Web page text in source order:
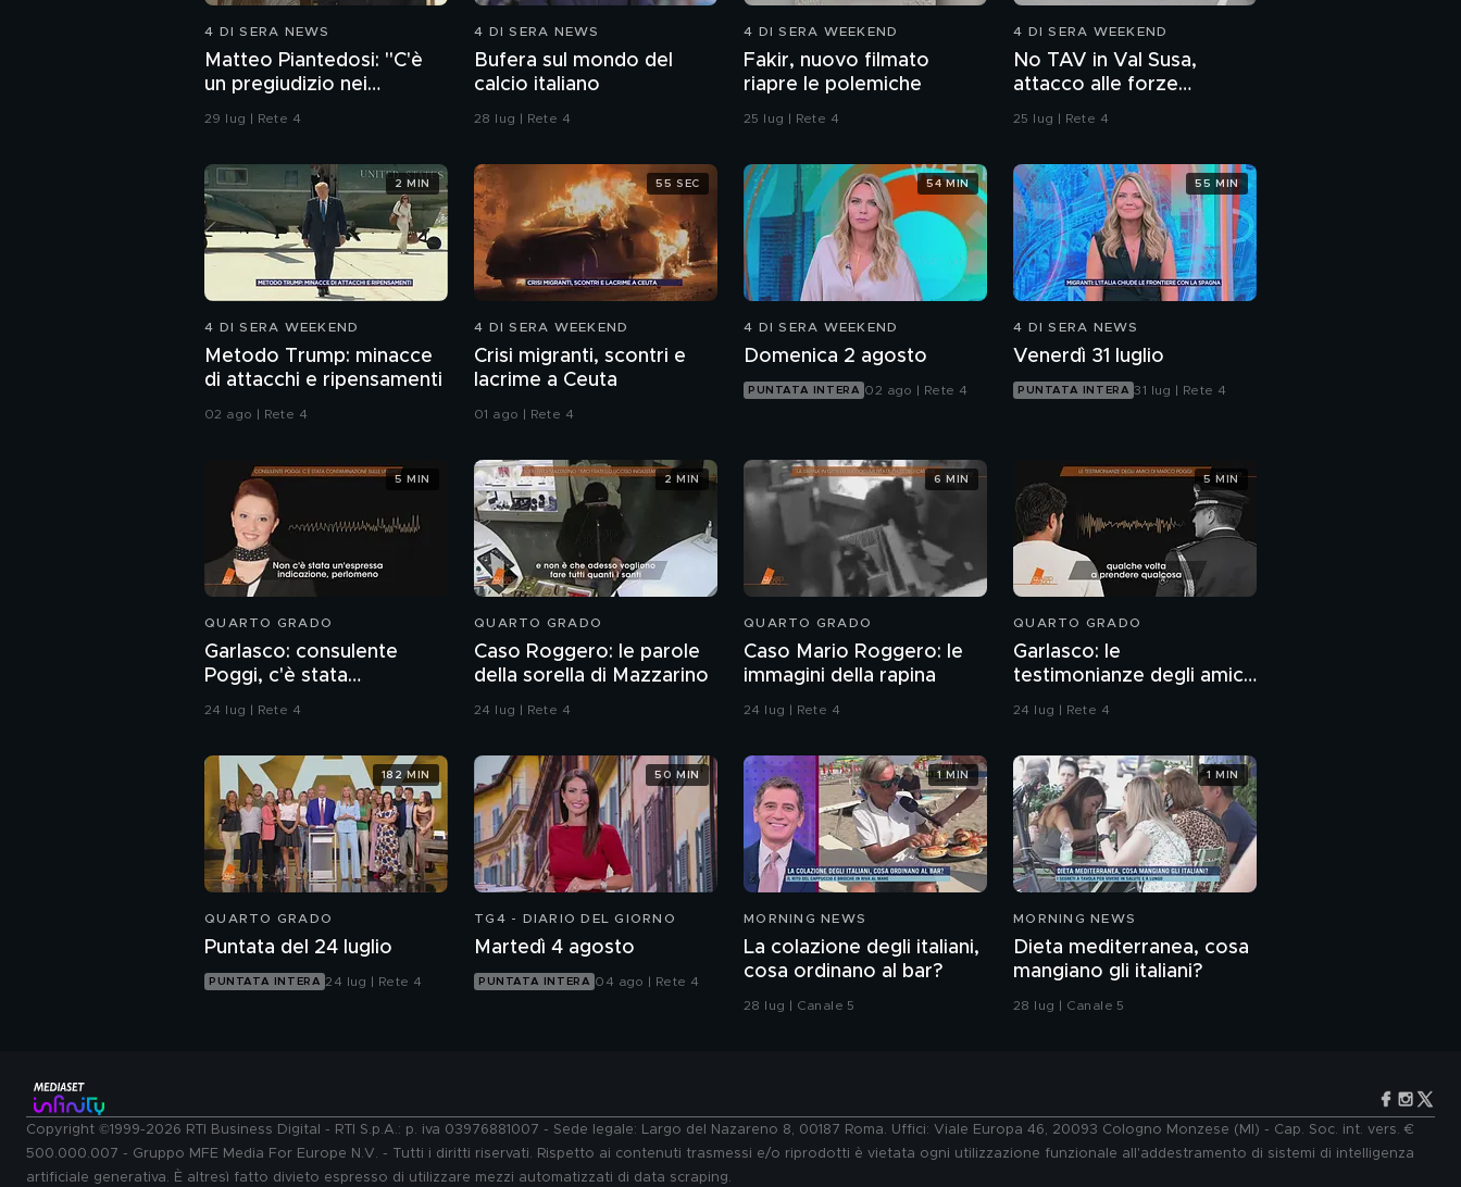
4 DI SERA NEWS
Matteo Piantedosi: "C'è
un pregiudizio nei
confronti della polizia"
29 lug | Rete 4
4 DI SERA NEWS
Bufera sul mondo del
calcio italiano
28 lug | Rete 4
4 DI SERA WEEKEND
Fakir, nuovo filmato
riapre le polemiche
25 lug | Rete 4
4 DI SERA WEEKEND
No TAV in Val Susa,
attacco alle forze
dell'ordine
25 lug | Rete 4
4 DI SERA WEEKEND
Metodo Trump: minacce
di attacchi e ripensamenti
02 ago | Rete 4
2 MIN
4 DI SERA WEEKEND
Crisi migranti, scontri e
lacrime a Ceuta
01 ago | Rete 4
55 SEC
4 DI SERA WEEKEND
Domenica 2 agosto
PUNTATA INTERA 02 ago | Rete 4
54 MIN
4 DI SERA NEWS
Venerdì 31 luglio
PUNTATA INTERA 31 lug | Rete 4
55 MIN
QUARTO GRADO
Garlasco: consulente
Poggi, c'è stata
contaminazione sulle
24 lug | Rete 4
5 MIN
QUARTO GRADO
Caso Roggero: le parole
della sorella di Mazzarino
24 lug | Rete 4
2 MIN
QUARTO GRADO
Caso Mario Roggero: le
immagini della rapina
24 lug | Rete 4
6 MIN
QUARTO GRADO
Garlasco: le
testimonianze degli amici
di Marco Poggi
24 lug | Rete 4
5 MIN
QUARTO GRADO
Puntata del 24 luglio
PUNTATA INTERA 24 lug | Rete 4
182 MIN
TG4 - DIARIO DEL GIORNO
Martedì 4 agosto
PUNTATA INTERA 04 ago | Rete 4
50 MIN
MORNING NEWS
La colazione degli italiani,
cosa ordinano al bar?
28 lug | Canale 5
1 MIN
MORNING NEWS
Dieta mediterranea, cosa
mangiano gli italiani?
28 lug | Canale 5
1 MIN
Copyright ©1999-2026 RTI Business Digital - RTI S.p.A.: p. iva 03976881007 - Sede legale: Largo del Nazareno 8, 00187 Roma. Uffici: Viale Europa 46, 20093 Cologno Monzese (MI) - Cap. Soc. int. vers. €
500.000.007 - Gruppo MFE Media For Europe N.V. - Tutti i diritti riservati. Rispetto ai contenuti trasmessi e/o riprodotti è vietata ogni utilizzazione funzionale all'addestramento di sistemi di intelligenza
artificiale generativa. È altresì fatto divieto espresso di utilizzare mezzi automatizzati di data scraping.